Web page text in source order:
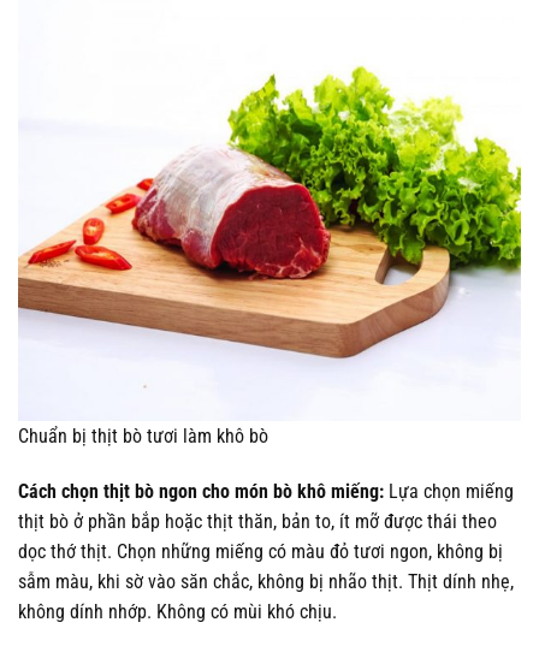
Chuẩn bị thịt bò tươi làm khô bò
Cách chọn thịt bò ngon cho món bò khô miếng: Lựa chọn miếng
thịt bò ở phần bắp hoặc thịt thăn, bản to, ít mỡ được thái theo
dọc thớ thịt. Chọn những miếng có màu đỏ tươi ngon, không bị
sẫm màu, khi sờ vào săn chắc, không bị nhão thịt. Thịt dính nhẹ,
không dính nhớp. Không có mùi khó chịu.